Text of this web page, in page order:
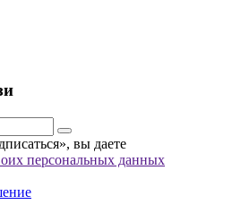
вы даете
персональных данных